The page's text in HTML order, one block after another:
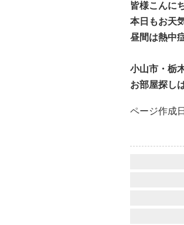
皆様こんに
本日もお天
昼間は熱中
小山市・栃
お部屋探し
ページ作成